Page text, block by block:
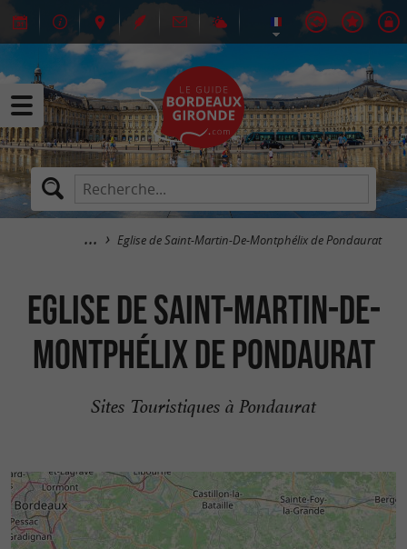
Eglise de Saint-Martin-De-Montphélix de Pondaurat
Eglise de Saint-Martin-De-
Montphélix de Pondaurat
Sites Touristiques à Pondaurat